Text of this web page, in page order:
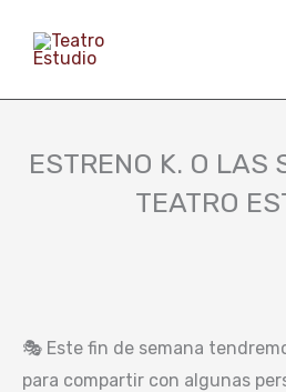
ESTRENO K. O LAS
TEATRO
🎭 Este fin de semana
para compartir con algunas